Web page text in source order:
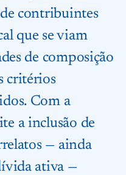
contribuintes
que se viam
de composição
critérios
Com a
a inclusão de
— ainda
ativa —